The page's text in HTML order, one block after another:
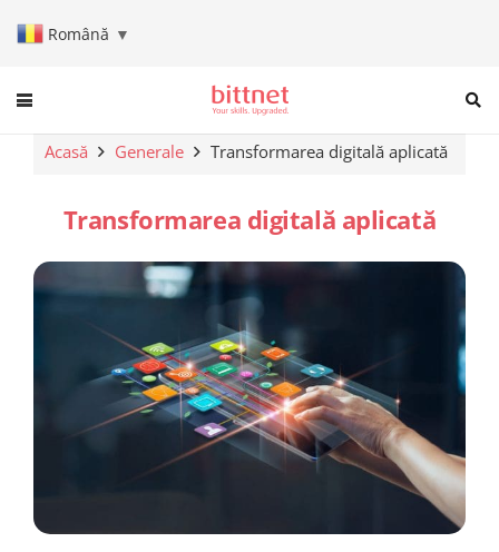
Română ▼
When autocomplete results
Acasă Generale Transformarea digitală aplicată
Transformarea digitală aplicată